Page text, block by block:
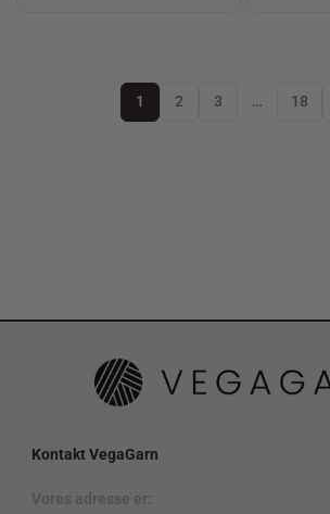
1 2 3 … 18
Kontakt VegaGarn
Vores adresse er: